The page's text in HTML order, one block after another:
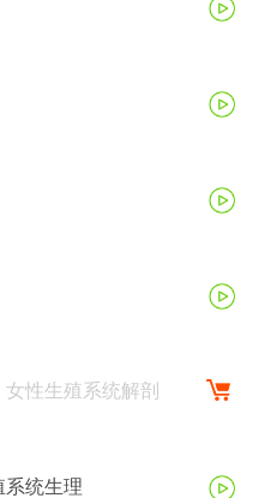
女性生殖系统解剖
系统生理